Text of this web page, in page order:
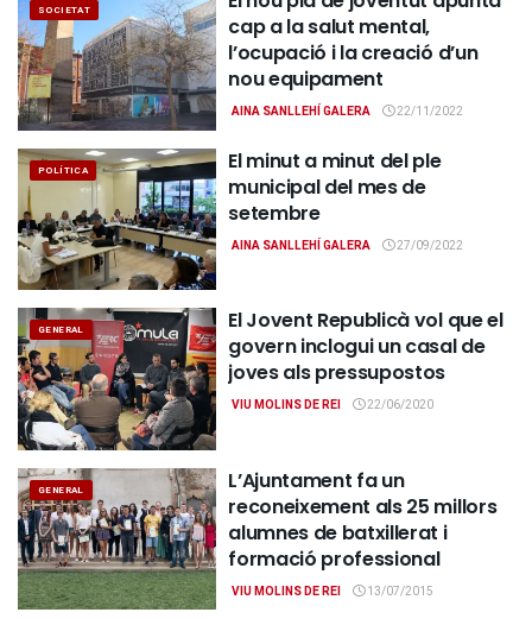
SOCIETAT
cap a la salut mental,
l’ocupació i la creació d’un
nou equipament
AINA SANLLEHÍ GALERA 22/11/2022
POLÍTICA
El minut a minut del ple
municipal del mes de
setembre
AINA SANLLEHÍ GALERA 27/09/2022
GENERAL
El Jovent Republicà vol que el
govern inclogui un casal de
joves als pressupostos
VIU MOLINS DE REI 22/06/2020
GENERAL
L’Ajuntament fa un
reconeixement als 25 millors
alumnes de batxillerat i
formació professional
VIU MOLINS DE REI 13/07/2015